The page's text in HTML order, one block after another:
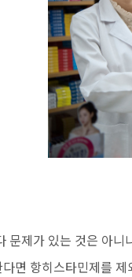
문제가 있는 것은 아니
면 항히스타민제를